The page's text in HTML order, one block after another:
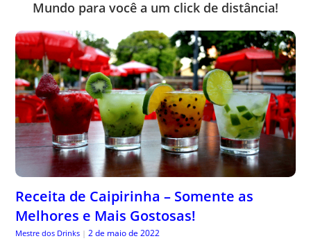
Mundo para você a um click de distância!
Receita de Caipirinha – Somente as
Melhores e Mais Gostosas!
Mestre dos Drinks | 2 de maio de 2022